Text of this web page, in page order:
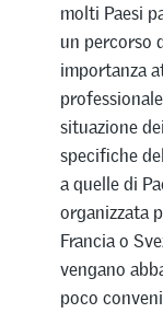
molti Paesi
un percorso
importanza
situazione
specifiche
a quelle di
organizzata
Francia o
vengano
poco